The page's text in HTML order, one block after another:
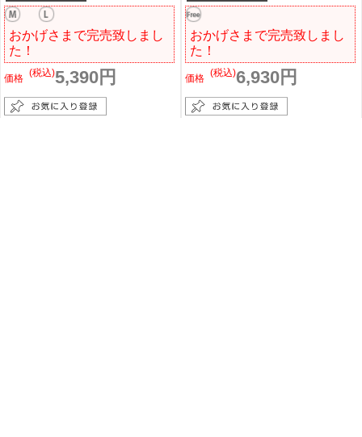
おかげさまで完売致しまし
た！
価格 5,390円
(税込)
おかげさまで完売致しまし
た！
価格 6,930円
(税込)